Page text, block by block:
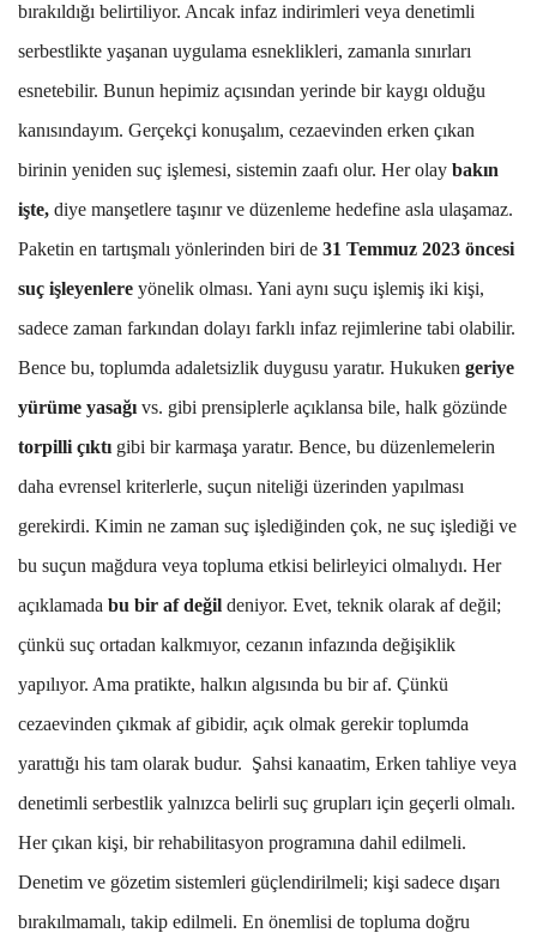
bırakıldığı belirtiliyor. Ancak infaz indirimleri veya denetimli
serbestlikte yaşanan uygulama esneklikleri, zamanla sınırları
esnetebilir. Bunun hepimiz açısından yerinde bir kaygı olduğu
kanısındayım. Gerçekçi konuşalım, cezaevinden erken çıkan
birinin yeniden suç işlemesi, sistemin zaafı olur. Her olay bakın
işte, diye manşetlere taşınır ve düzenleme hedefine asla ulaşamaz.
Paketin en tartışmalı yönlerinden biri de 31 Temmuz 2023 öncesi
suç işleyenlere yönelik olması. Yani aynı suçu işlemiş iki kişi,
sadece zaman farkından dolayı farklı infaz rejimlerine tabi olabilir.
Bence bu, toplumda adaletsizlik duygusu yaratır. Hukuken geriye
yürüme yasağı vs. gibi prensiplerle açıklansa bile, halk gözünde
torpilli çıktı gibi bir karmaşa yaratır. Bence, bu düzenlemelerin
daha evrensel kriterlerle, suçun niteliği üzerinden yapılması
gerekirdi. Kimin ne zaman suç işlediğinden çok, ne suç işlediği ve
bu suçun mağdura veya topluma etkisi belirleyici olmalıydı. Her
açıklamada bu bir af değil deniyor. Evet, teknik olarak af değil;
çünkü suç ortadan kalkmıyor, cezanın infazında değişiklik
yapılıyor. Ama pratikte, halkın algısında bu bir af. Çünkü
cezaevinden çıkmak af gibidir, açık olmak gerekir toplumda
yarattığı his tam olarak budur. Şahsi kanaatim, Erken tahliye veya
denetimli serbestlik yalnızca belirli suç grupları için geçerli olmalı.
Her çıkan kişi, bir rehabilitasyon programına dahil edilmeli.
Denetim ve gözetim sistemleri güçlendirilmeli; kişi sadece dışarı
bırakılmamalı, takip edilmeli. En önemlisi de topluma doğru